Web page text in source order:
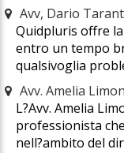
Avv, Dario
Quidpluris offre
entro un tempo
qualsivoglia
Avv. Amelia
L?Avv. Amelia
professionista
nell?ambito del